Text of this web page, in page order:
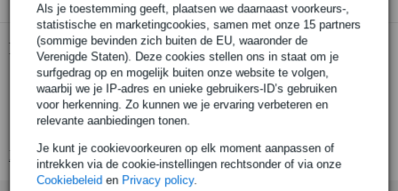
Als je toestemming geeft, plaatsen we daarnaast voorkeurs-,
statistische en marketingcookies, samen met onze 15 partners
(sommige bevinden zich buiten de EU, waaronder de
Verenigde Staten). Deze cookies stellen ons in staat om je
surfgedrag op en mogelijk buiten onze website te volgen,
waarbij we je IP-adres en unieke gebruikers-ID’s gebruiken
voor herkenning. Zo kunnen we je ervaring verbeteren en
relevante aanbiedingen tonen.
Je kunt je cookievoorkeuren op elk moment aanpassen of
intrekken via de cookie-instellingen rechtsonder of via onze
Cookiebeleid en Privacy policy.
Productinformatie
set van 6 plectra
Lemmy signature-model
dikte: 1.14 mm
Bekijk alle productspecificaties